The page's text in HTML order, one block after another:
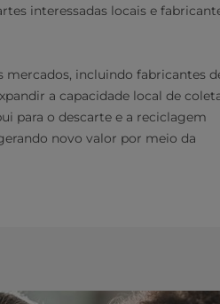
interessadas locais e
mercados, incluindo fabricantes
a capacidade local de
para o descarte e a reciclagem
novo valor por meio da